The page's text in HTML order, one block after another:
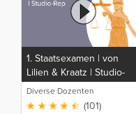
1. Staatsexamen | von
Lilien & Kraatz | Studio-
Rep
Diverse Dozenten
(101)